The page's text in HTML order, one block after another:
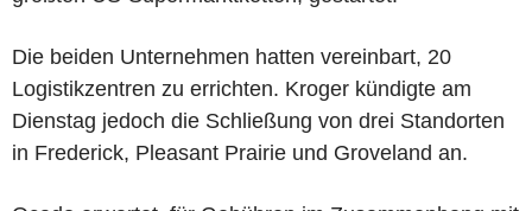
Die beiden Unternehmen hatten vereinbart, 20
Logistikzentren zu errichten. Kroger kündigte am
Dienstag jedoch die Schließung von drei Standorten
in Frederick, Pleasant Prairie und Groveland an.